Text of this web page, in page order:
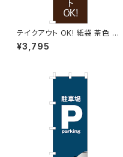
テイクアウト OK! 紙袋 茶色 の
ぼり旗
¥3,795